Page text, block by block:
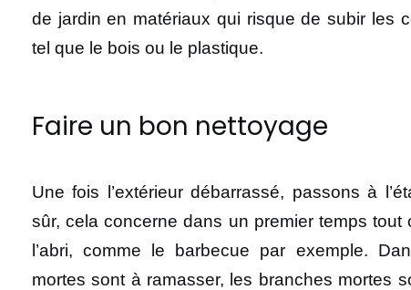
de jardin en matériaux qui risque de subir les
tel que le bois ou le plastique.
Faire un bon nettoyage
Une fois l’extérieur débarrassé, passons à
sûr, cela concerne dans un premier temps tout
l’abri, comme le barbecue par exemple.
mortes sont à ramasser, les branches mortes